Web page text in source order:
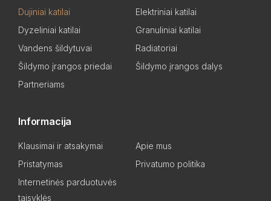
Dujiniai katilai
Elektriniai katilai
Dyzeliniai katilai
Granuliniai katilai
Vandens šildytuvai
Radiatoriai
Šildymo įrangos priedai
Šildymo įrangos dalys
Partneriams
Informacija
Klausimai ir atsakymai
Apie mus
Pristatymas
Privatumo politika
Internetinės parduotuvės
taisyklės